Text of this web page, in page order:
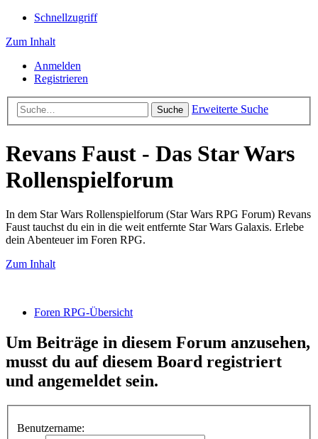
Schnellzugriff
Zum Inhalt
Anmelden
Registrieren
Suche Erweiterte Suche
Revans Faust - Das Star Wars
Rollenspielforum
In dem Star Wars Rollenspielforum (Star Wars RPG Forum) Revans
Faust tauchst du ein in die weit entfernte Star Wars Galaxis. Erlebe
dein Abenteuer im Foren RPG.
Zum Inhalt
Foren RPG-Übersicht
Um Beiträge in diesem Forum anzusehen,
musst du auf diesem Board registriert
und angemeldet sein.
Benutzername: